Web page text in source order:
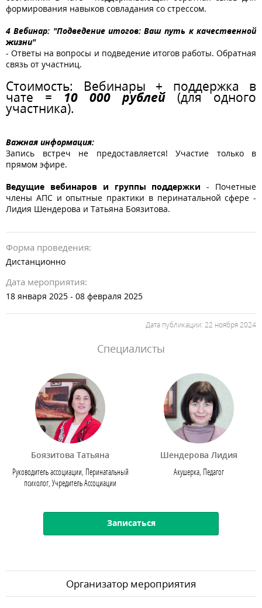
формирования навыков совладания со стрессом.
4 Вебинар: "Подведение итогов: Ваш путь к качественной
жизни"
- Ответы на вопросы и подведение итогов работы. Обратная
связь от участниц.
Стоимость: Вебинары + поддержка в
чате = 10 000 рублей (для одного
участника).
Важная информация:
Запись встреч не предоставляется! Участие только в
прямом эфире.
Ведущие вебинаров и группы поддержки- Почетные
члены АПС и опытные практики в перинатальной сфере -
Лидия Шендерова и Татьяна Боязитова.
Форма проведения:
Дистанционно
Дата мероприятия:
18 января 2025 - 08 февраля 2025
Дата публикации: 22 ноября 2024
Специалисты
Боязитова Татьяна
Руководитель ассоциации, Перинатальный
психолог, Учредитель Ассоциации
Шендерова Лидия
Акушерка, Педагог
Организатор мероприятия